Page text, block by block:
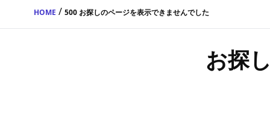
ハンドル・取手・つまみ・周辺機器
FA・A
HOME / 500 お探しのページを表示できませんでした
お探